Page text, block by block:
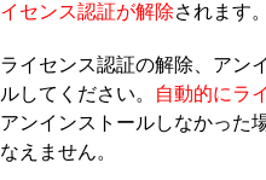
イセンス認証が解除されます。
ライセンス認証の解除、アン
ルしてください。
自動的にラ
アンインストールしなかった
なえません。